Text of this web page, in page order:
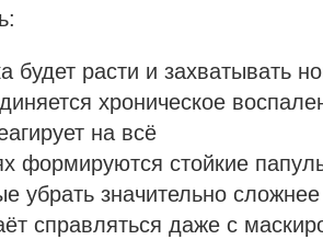
будет расти и захватывать
хроническое
на всё
формируются стойкие
убрать значительно сложнее
справляться даже с